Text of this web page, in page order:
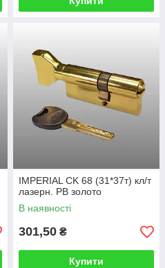
IMPERIAL CK 68 (31*37т) кл/т
лазерн. PB золото
В наявності
301,50 ₴
Купити